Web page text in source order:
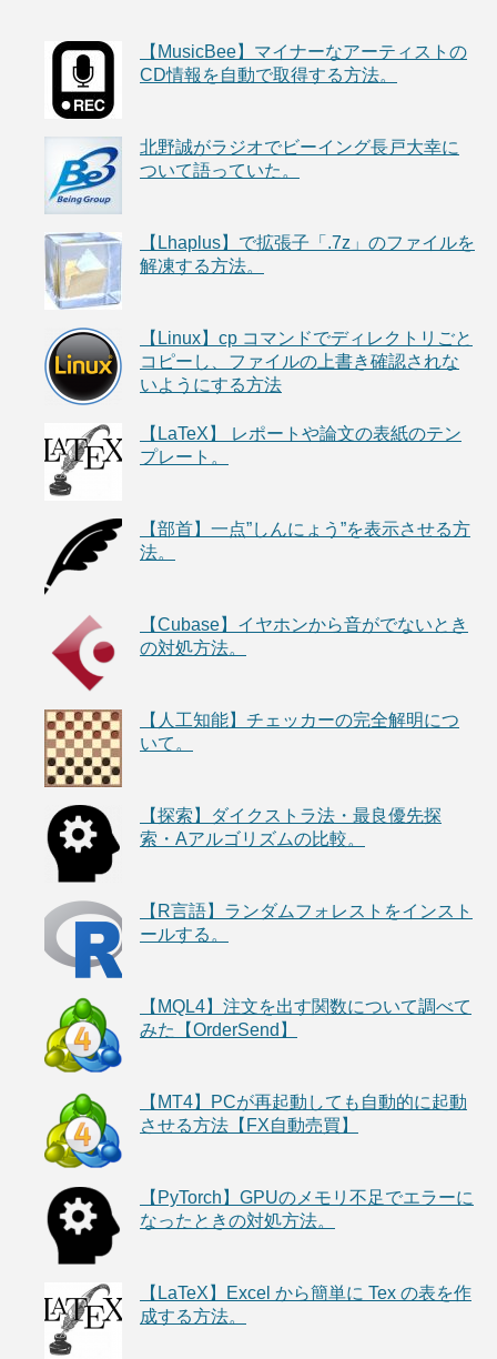
【MusicBee】マイナーなアーティストの
CD情報を自動で取得する方法。
北野誠がラジオでビーイング長戸大幸に
ついて語っていた。
【Lhaplus】で拡張子「.7z」のファイルを
解凍する方法。
【Linux】cp コマンドでディレクトリごと
コピーし、ファイルの上書き確認されな
いようにする方法
【LaTeX】 レポートや論文の表紙のテン
プレート。
【部首】一点”しんにょう”を表示させる方
法。
【Cubase】イヤホンから音がでないとき
の対処方法。
【人工知能】チェッカーの完全解明につ
いて。
【探索】ダイクストラ法・最良優先探
索・Aアルゴリズムの比較。
【R言語】ランダムフォレストをインスト
ールする。
【MQL4】注文を出す関数について調べて
みた【OrderSend】
【MT4】PCが再起動しても自動的に起動
させる方法【FX自動売買】
【PyTorch】GPUのメモリ不足でエラーに
なったときの対処方法。
【LaTeX】Excel から簡単に Tex の表を作
成する方法。